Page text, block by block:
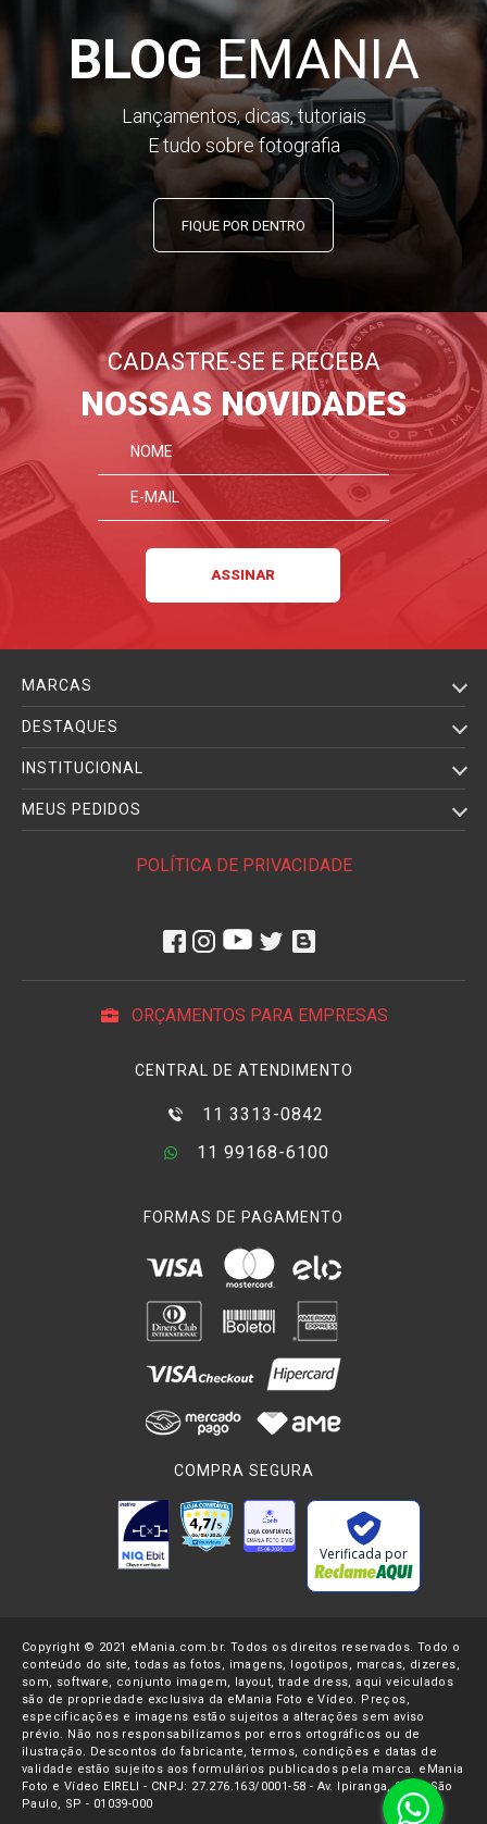
BLOGEMANIA
Lançamentos, dicas, tutoriais
E tudo sobre fotografia
FIQUE POR DENTRO
CADASTRE-SE E RECEBA
NOSSAS NOVIDADES
MARCAS
DESTAQUES
INSTITUCIONAL
MEUS PEDIDOS
POLÍTICA DE PRIVACIDADE
ORÇAMENTOS PARA EMPRESAS
CENTRAL DE ATENDIMENTO
11 3313-0842
11 99168-6100
FORMAS DE PAGAMENTO
COMPRA SEGURA
Verificada por
Copyright © 2021 eMania.com.br. Todos os direitos reservados. Todo o
conteúdo do site, todas as fotos, imagens, logotipos, marcas, dizeres,
som, software, conjunto imagem, layout, trade dress, aqui veiculados
são de propriedade exclusiva da eMania Foto e Vídeo. Preços,
especificações e imagens estão sujeitos a alterações sem aviso
prévio. Não nos responsabilizamos por erros ortográficos ou de
ilustração. Descontos do fabricante, termos, condições e datas de
validade estão sujeitos aos formulários publicados pela marca. eMania
Foto e Vídeo EIRELI - CNPJ: 27.276.163/0001-58 - Av. Ipiranga, 1107- São
Paulo, SP - 01039-000